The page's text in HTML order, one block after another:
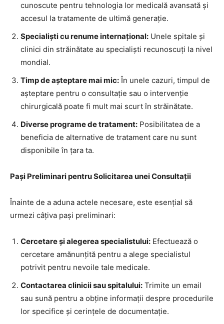
cunoscute pentru tehnologia lor medicală avansată și
accesul la tratamente de ultimă generație.
Specialiști cu renume internațional: Unele spitale și
clinici din străinătate au specialiști recunoscuți la nivel
mondial.
Timp de așteptare mai mic: În unele cazuri, timpul de
așteptare pentru o consultație sau o intervenție
chirurgicală poate fi mult mai scurt în străinătate.
Diverse programe de tratament: Posibilitatea de a
beneficia de alternative de tratament care nu sunt
disponibile în țara ta.
Pași Preliminari pentru Solicitarea unei Consultații
Înainte de a aduna actele necesare, este esențial să
urmezi câțiva pași preliminari:
Cercetare și alegerea specialistului: Efectuează o
cercetare amănunțită pentru a alege specialistul
potrivit pentru nevoile tale medicale.
Contactarea clinicii sau spitalului: Trimite un email
sau sună pentru a obține informații despre procedurile
lor specifice și cerințele de documentație.